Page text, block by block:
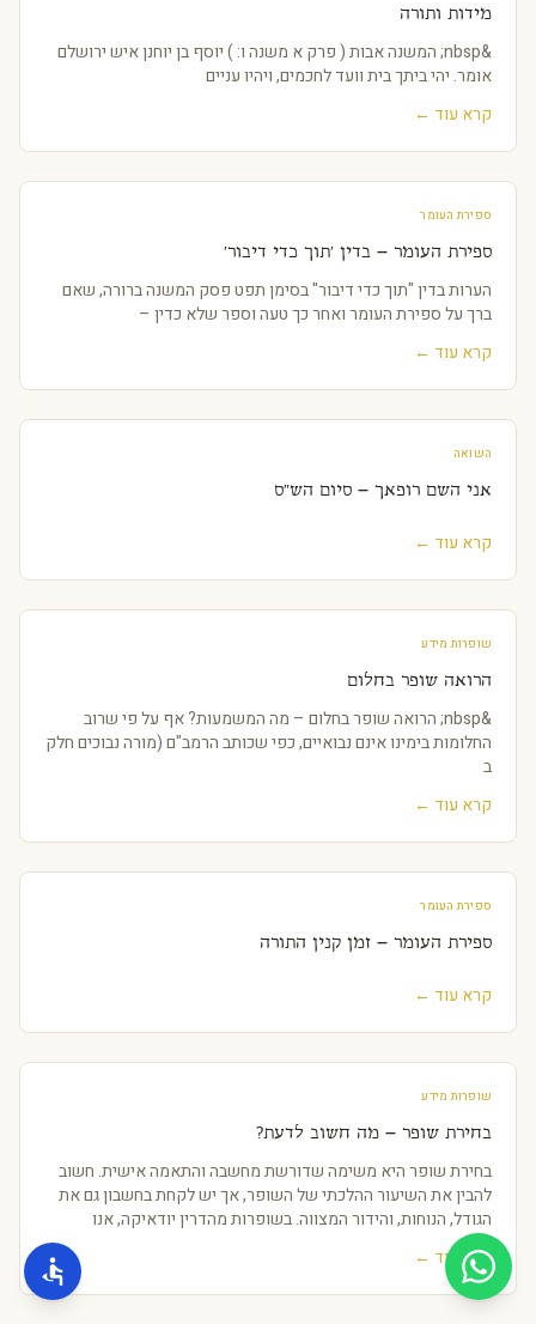
מידות ותורה
&nbsp; המשנה אבות ( פרק א משנה ו: ) יוסף בן יוחנן איש ירושלם
אומר. יהי ביתך בית וועד לחכמים, ויהיו עניים
קרא עוד ←
ספירת העומר
ספירת העומר – בדין 'תוך כדי דיבור'
הערות בדין "תוך כדי דיבור" בסימן תפט פסק המשנה ברורה, שאם
ברך על ספירת העומר ואחר כך טעה וספר שלא כדין –
קרא עוד ←
השואה
אני השם רופאך – סיום הש"ס
קרא עוד ←
שופרות מידע
הרואה שופר בחלום
&nbsp; הרואה שופר בחלום – מה המשמעות? אף על פי שרוב
החלומות בימינו אינם נבואיים, כפי שכותב הרמב"ם (מורה נבוכים חלק
ב
קרא עוד ←
ספירת העומר
ספירת העומר – זמן קנין התורה
קרא עוד ←
שופרות מידע
בחירת שופר – מה חשוב לדעת?
בחירת שופר היא משימה שדורשת מחשבה והתאמה אישית. חשוב
להבין את השיעור ההלכתי של השופר, אך יש לקחת בחשבון גם את
הגודל, הנוחות, והידור המצווה. בשופרות מהדרין יודאיקה, אנו
מציעים שופרות מהודרים באיכות גבו
קרא עוד ←